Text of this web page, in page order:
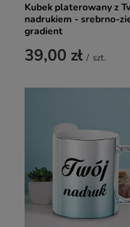
Kubek platerowany z
nadrukiem - srebrno-
gradient
39,00 zł / szt.